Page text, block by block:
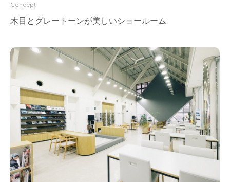
Recruit
Contact
フラッグシップストア
0965-52-0323
熊本店
096-274-8175
Arv
0965-45-9282
Concept
木目とグレートーンが美しいショールーム